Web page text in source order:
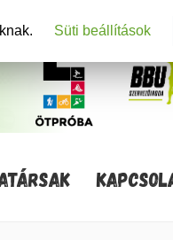
Süti beállítások